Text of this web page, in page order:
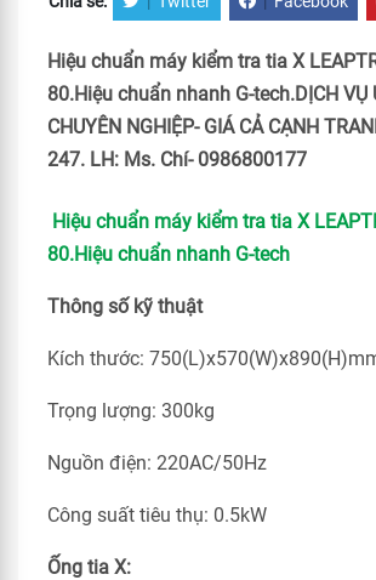
Hiệu chuẩn máy kiểm tra tia X
80.Hiệu chuẩn nhanh G-tech.DỊCH VỤ
CHUYÊN NGHIỆP- GIÁ CẢ CẠNH
247. LH: Ms. Chí- 0986800177
Hiệu chuẩn máy kiểm tra tia X
80.Hiệu chuẩn nhanh G-tech
Thông số kỹ thuật
Kích thước:
Trọng lượng: 300kg
Nguồn điện: 220AC/50Hz
Công suất tiêu thụ: 0.5kW
Ống tia X: